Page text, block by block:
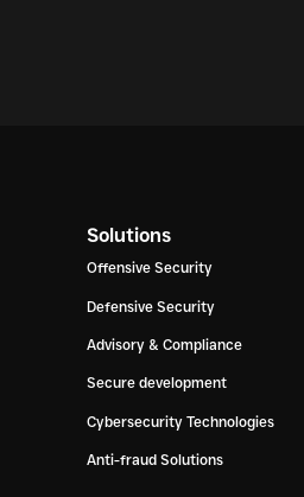
Solutions
Offensive Security
Defensive Security
Advisory & Compliance
Secure development
Cybersecurity Technologies
Anti-fraud Solutions